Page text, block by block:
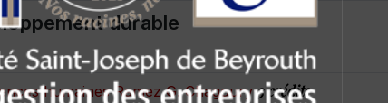
durable
humaines Ramez G. Chagoury3 crédits